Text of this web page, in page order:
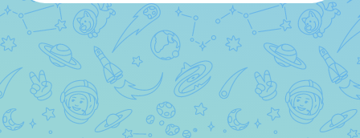
помогут защитить себя и домашних
животных.